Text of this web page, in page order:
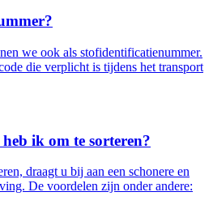
we ook als stofidentificatienummer.
die verplicht is tijdens het transport
ik om te sorteren?
draagt u bij aan een schonere en
De voordelen zijn onder andere: